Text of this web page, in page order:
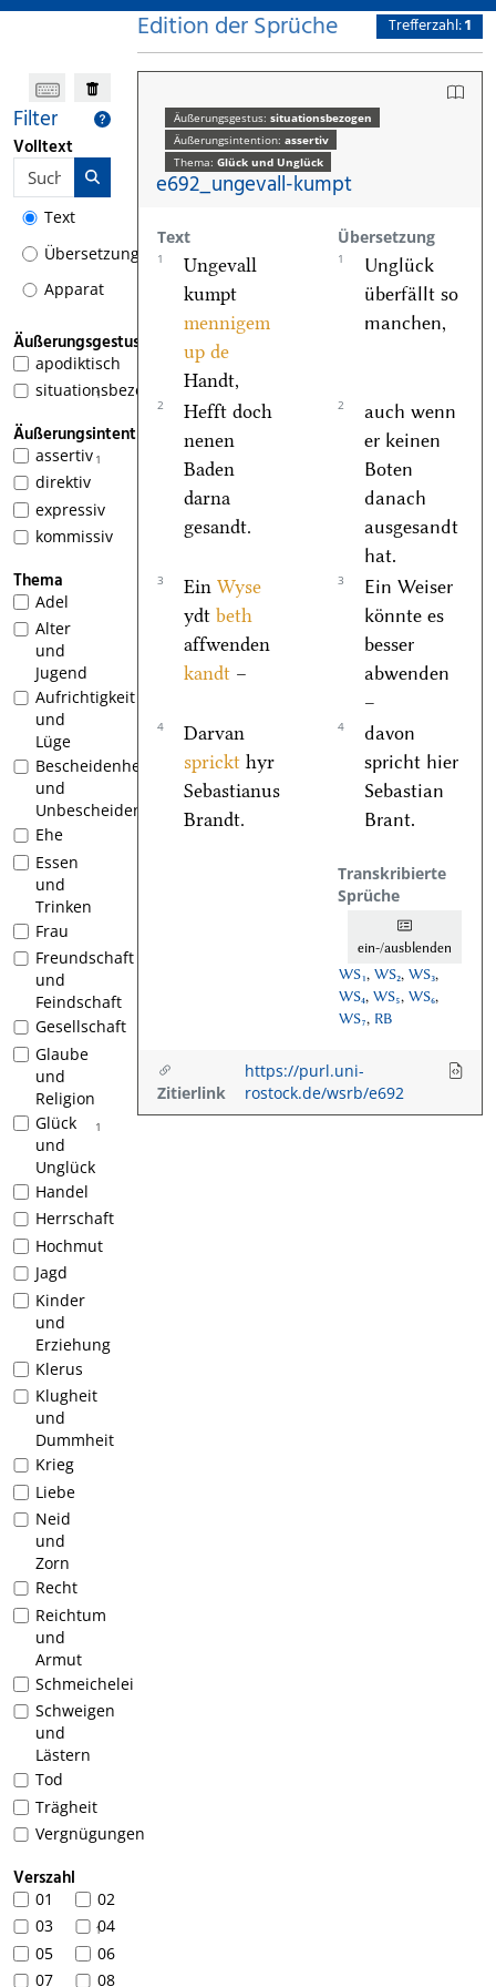
Filter
Volltext
Text
Übersetzung
Apparat
Äußerungsgestus
apodiktisch
1
situationsbezogen
Äußerungsintention
1
assertiv
direktiv
expressiv
kommissiv
Thema
Adel
Alter
und
Jugend
Aufrichtigkeit
und
Lüge
Bescheidenheit
und
Unbescheidenheit
Ehe
Essen
und
Trinken
Frau
Freundschaft
und
Feindschaft
Gesellschaft
Glaube
und
Religion
1
Glück
und
Unglück
Handel
Herrschaft
Hochmut
Jagd
Kinder
und
Erziehung
Klerus
Klugheit
und
Dummheit
Krieg
Liebe
Neid
und
Zorn
Recht
Reichtum
und
Armut
Schmeichelei
Schweigen
und
Lästern
Tod
Trägheit
Vergnügungen
Verszahl
01
02
03
104
05
06
07
08
Edition der Sprüche Trefferzahl:1
Äußerungsgestus: situationsbezogen
Äußerungsintention: assertiv
Thema: Glück und Unglück
e692_ungevall-kumpt
Text Übersetzung
1
Ungevall
kumpt
mennigem
up de
Handt,
1
Unglück
überfällt so
manchen,
2
Hefft doch
nenen
Baden
darna
gesandt.
2
auch wenn
er keinen
Boten
danach
ausgesandt
hat.
3 Ein Wyse
ydt beth
affwenden
kandt –
3
Ein Weiser
könnte es
besser
abwenden
–
4
Darvan
sprickt hyr
Sebastianus
Brandt.
4
davon
spricht hier
Sebastian
Brant.
Transkribierte
Sprüche
ein-/ausblenden
WS₁, WS₂, WS₃,
WS₄, WS₅, WS₆,
WS₇, RB
Zitierlink
https://purl.uni-
rostock.de/wsrb/e692